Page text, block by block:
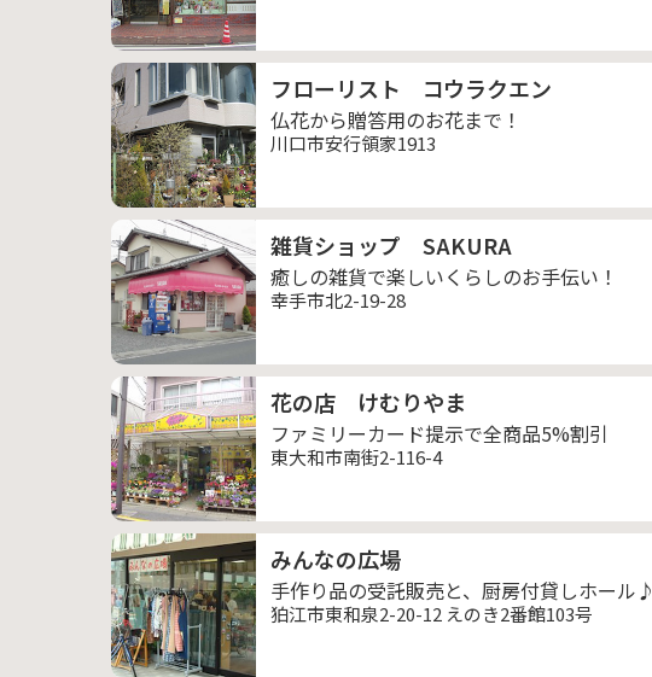
フローリスト コウラクエン
仏花から贈答用のお花まで！
川口市安行領家1913
雑貨ショップ SAKURA
癒しの雑貨で楽しいくらしのお手伝い！
幸手市北2-19-28
花の店 けむりやま
ファミリーカード提示で全商品5%割引
東大和市南街2-116-4
みんなの広場
手作り品の受託販売と、厨房付貸しホール♪
狛江市東和泉2-20-12 えのき2番館103号